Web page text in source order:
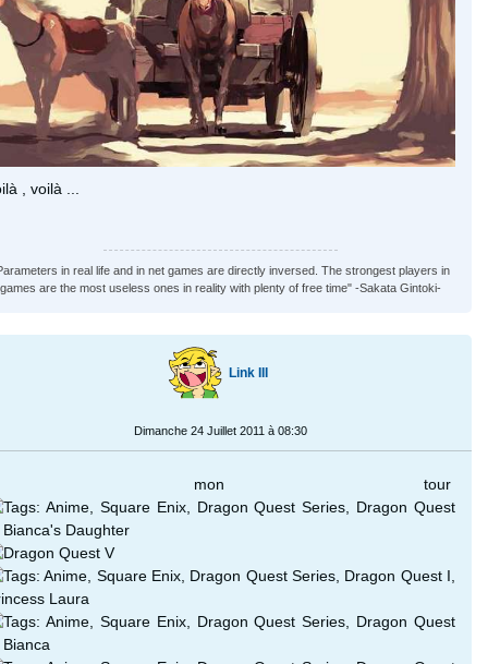
, voilà ...
in real life and in net games are directly inversed. The strongest players in
games are the most useless ones in reality with plenty of free time" -Sakata Gintoki-
Link III
Dimanche 24 Juillet 2011 à 08:30
mon tour